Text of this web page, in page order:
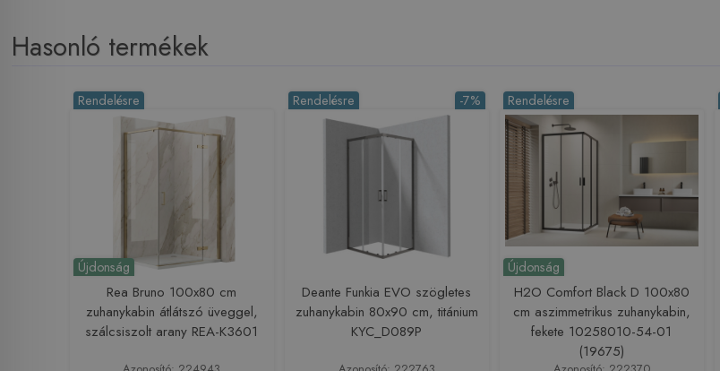
Hasonló termékek
Újdonság
Rendelésre
Rea Bruno 100x80 cm
zuhanykabin átlátszó üveggel,
szálcsiszolt arany REA-K3601
-7%
Rendelésre
Deante Funkia EVO szögletes
zuhanykabin 80x90 cm, titánium
KYC_D089P
Újdonság
Rendelésre
H2O Comfort Black D 100x80
cm aszimmetrikus zuhanykabin,
fekete 10258010-54-01
(19675)